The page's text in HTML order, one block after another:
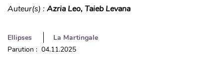
Auteur(s) : Azria Leo, Taieb Levana
Ellipses
La Martingale
Parution : 04.11.2025